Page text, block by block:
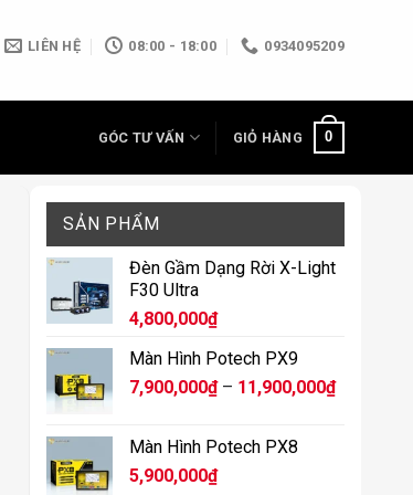
LIÊN HỆ 08:00 - 18:00 0934095209
GÓC TƯ VẤN GIỎ HÀNG 0
SẢN PHẨM
Đèn Gầm Dạng Rời X-Light
F30 Ultra
4,800,000₫
Màn Hình Potech PX9
7,900,000₫ – 11,900,000₫Khoảng
Màn Hình Potech PX8
5,900,000₫